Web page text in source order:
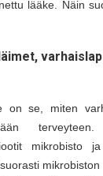
lääke. Näin
on se, miten
mikrobisto